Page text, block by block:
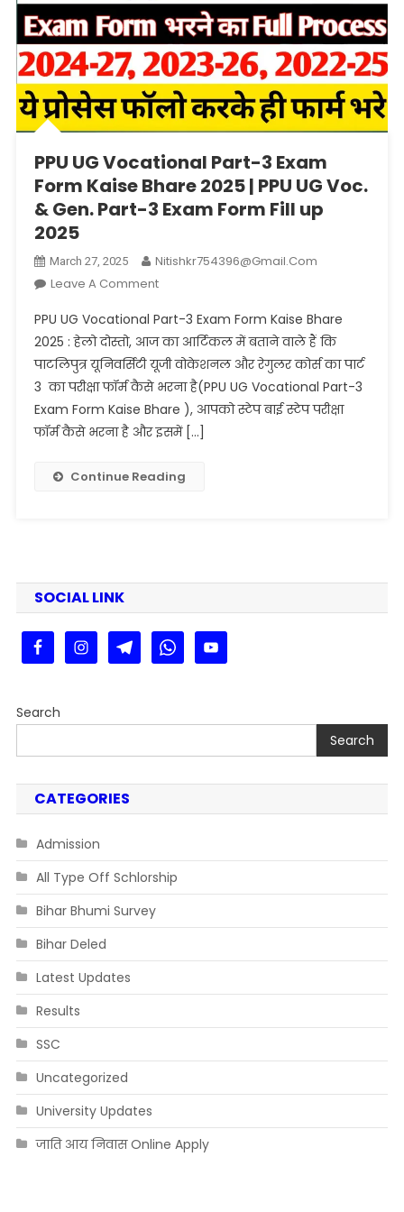
PPU UG Vocational Part-3 Exam
Form Kaise Bhare 2025 | PPU UG Voc.
& Gen. Part-3 Exam Form Fill up
2025
March 27, 2025
Nitishkr754396@gmail.com
Leave A CommentOn
UG
Vocational
Part-
3
Exam
Form
Bhare
Gen.
Part-
3
2025
PPU UG Vocational Part-3 Exam Form Kaise Bhare
2025 : हेलो दोस्तो, आज का आर्टिकल में बताने वाले हैं कि
पाटलिपुत्र यूनिवर्सिटी यूजी वोकेशनल और रेगुलर कोर्स का पार्ट
3 का परीक्षा फॉर्म कैसे भरना है(PPU UG Vocational Part-3
Exam Form Kaise Bhare ), आपको स्टेप बाई स्टेप परीक्षा
फॉर्म कैसे भरना है और इसमें […]
Continue Reading
SOCIAL LINK
Search
Search
CATEGORIES
Admission
All Type Off Schlorship
Bihar Bhumi Survey
Bihar Deled
Latest Updates
Results
SSC
Uncategorized
University Updates
जाति आय निवास Online Apply